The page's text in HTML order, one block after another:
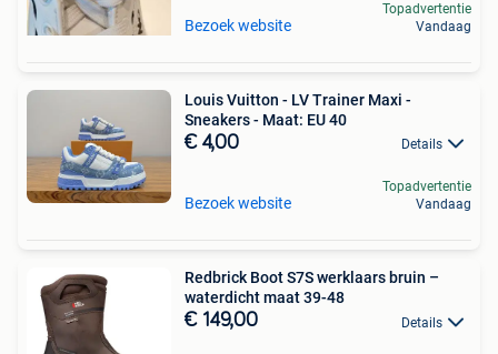
Bezoek website
Topadvertentie
Vandaag
Louis Vuitton - LV Trainer Maxi -
Sneakers - Maat: EU 40
€ 4,00 Details
Bezoek website
Topadvertentie
Vandaag
Redbrick Boot S7S werklaars bruin –
waterdicht maat 39-48
€ 149,00 Details